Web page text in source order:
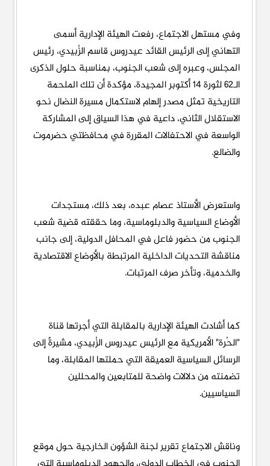
وفي مستهل الاجتماع، رفعت الهيئة الإدارية أسمى
التهاني إلى الرئيس القائد عيدروس قاسم الزُبيدي، رئيس
المجلس، وعبره إلى شعب الجنوب، بمناسبة حلول الذكرى
الـ62 لثورة 14 أكتوبر المجيدة، مؤكدة أن تلك الملحمة
التاريخية تمثل مصدر إلهام لاستكمال مسيرة النضال نحو
الاستقلال الثاني، داعية في هذا السياق إلى المشاركة
الواسعة في الاحتفالات المقررة في محافظتي حضرموت
والضالع.
واستعرض الأستاذ عصام عبده، بعد ذلك، مستجدات
الأوضاع السياسية والدبلوماسية، وما حققته قضية شعب
الجنوب من حضور فاعل في المحافل الدولية، إلى جانب
مناقشة التحديات الداخلية المرتبطة بالأوضاع الاقتصادية
والخدمية، وتأخر صرف المرتبات.
كما أشادت الهيئة الإدارية بالمقابلة التي أجرتها قناة
"الحُرة" الأمريكية مع الرئيس عيدروس الزُبيدي، مشيرةً إلى
الرسائل السياسية العميقة التي حملتها المقابلة، وما
تضمنته من دلالات واضحة للمتابعين والمحللين
السياسيين.
وناقش الاجتماع تقرير لجنة الشؤون الخارجية حول موقع